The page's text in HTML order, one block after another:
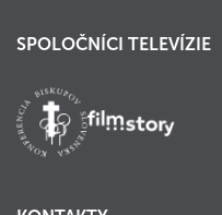
SPOLOČNÍCI TELEVÍZIE